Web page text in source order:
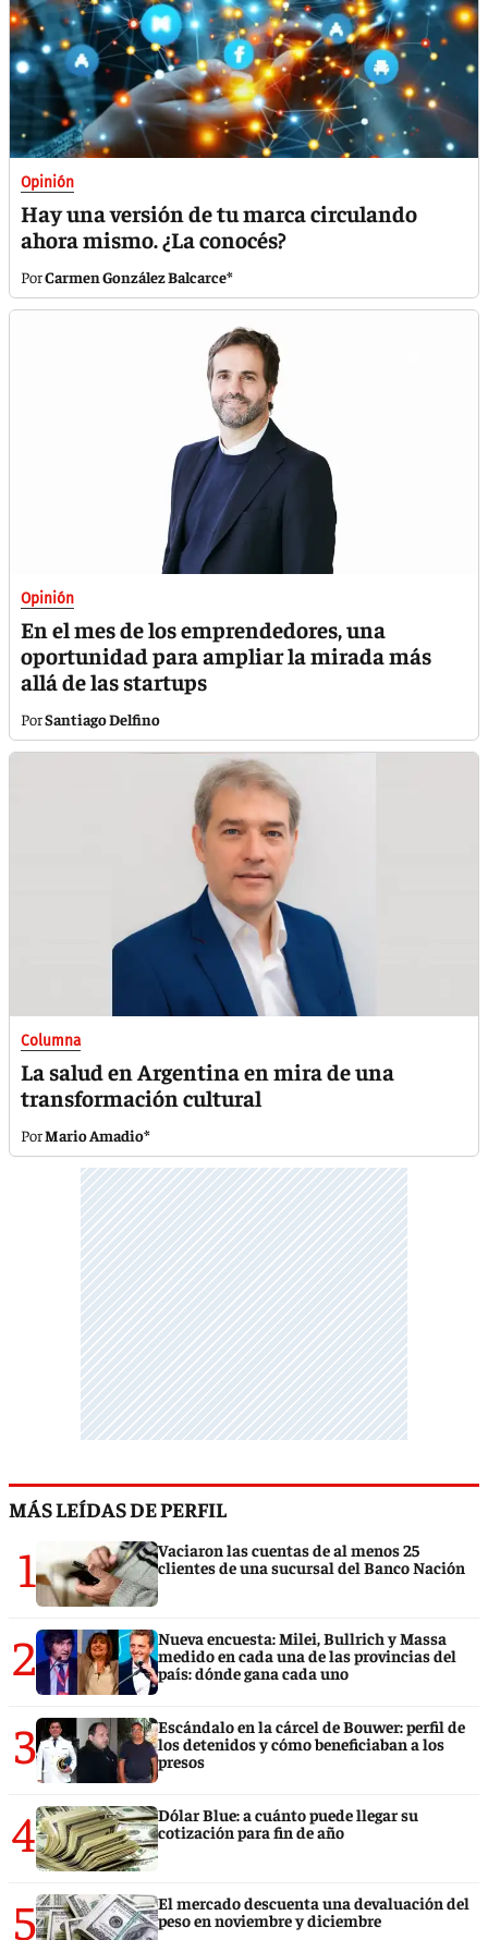
Opinión
Hay una versión de tu marca circulando
ahora mismo. ¿La conocés?
Carmen González Balcarce*
Opinión
En el mes de los emprendedores, una
oportunidad para ampliar la mirada más
allá de las startups
Santiago Delfino
Columna
La salud en Argentina en mira de una
transformación cultural
Mario Amadio*
MÁS LEÍDAS DE PERFIL
1
Vaciaron las cuentas de al menos 25
clientes de una sucursal del Banco Nación
2
Nueva encuesta: Milei, Bullrich y Massa
medido en cada una de las provincias del
país: dónde gana cada uno
3
Escándalo en la cárcel de Bouwer: perfil de
los detenidos y cómo beneficiaban a los
presos
4
Dólar Blue: a cuánto puede llegar su
cotización para fin de año
5
El mercado descuenta una devaluación del
peso en noviembre y diciembre